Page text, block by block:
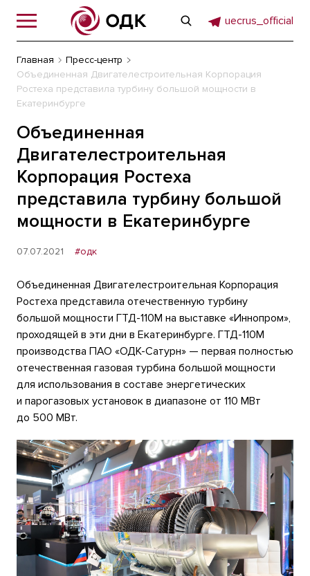
uecrus_official
Главная
Пресс-центр
Объединенная Двигателестроительная Корпорация
Ростеха представила турбину большой мощности в
Екатеринбурге
Объединенная
Двигателестроительная
Корпорация Ростеха
представила турбину большой
мощности в Екатеринбурге
07.07.2021 #одк
Объединенная Двигателестроительная Корпорация
Ростеха представила отечественную турбину
большой мощности ГТД-110М на выставке «Иннопром»,
проходящей в эти дни в Екатеринбурге. ГТД-110М
производства ПАО «ОДК-Сатурн» — первая полностью
отечественная газовая турбина большой мощности
для использования в составе энергетических
и парогазовых установок в диапазоне от 110 МВт
до 500 МВт.